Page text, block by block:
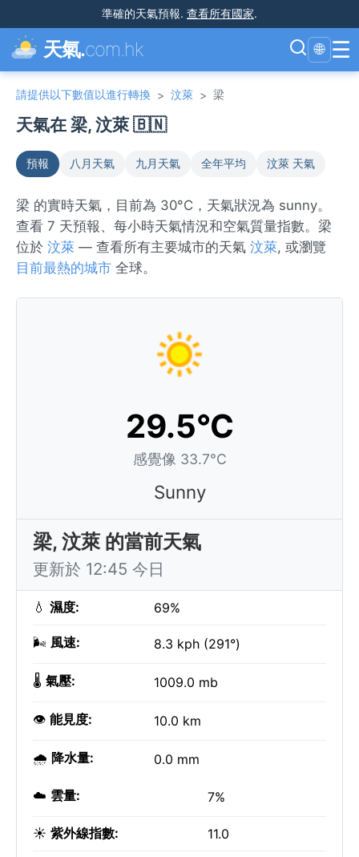
準確的天氣預報. 查看所有國家.
天氣.com.hk 🌐 ☰
請提供以下數值以進行轉換 > 汶萊 > 梁
天氣在 梁, 汶萊 🇧🇳
預報 八月天氣 九月天氣 全年平均 汶萊 天氣
梁 的實時天氣，目前為 30°C，天氣狀況為 sunny。
查看 7 天預報、每小時天氣情況和空氣質量指數。梁
位於 汶萊 — 查看所有主要城市的天氣 汶萊, 或瀏覽
目前最熱的城市 全球。
29.5°C
感覺像 33.7°C
Sunny
梁, 汶萊 的當前天氣
更新於 12:45 今日
💧 濕度: 69%
🌬️ 風速: 8.3 kph (291°)
🌡️ 氣壓: 1009.0 mb
👁️ 能見度: 10.0 km
🌧️ 降水量: 0.0 mm
☁️ 雲量: 7%
☀️ 紫外線指數: 11.0